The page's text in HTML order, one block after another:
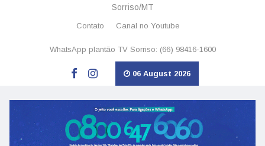
Sorriso/MT
Contato Canal no Youtube
WhatsApp plantão TV Sorriso: (66) 98416-1600
06 August 2026